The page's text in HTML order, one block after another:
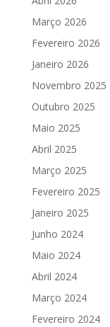
Março 2026
Fevereiro 2026
Janeiro 2026
Novembro 2025
Outubro 2025
Maio 2025
Abril 2025
Março 2025
Fevereiro 2025
Janeiro 2025
Junho 2024
Maio 2024
Abril 2024
Março 2024
Fevereiro 2024